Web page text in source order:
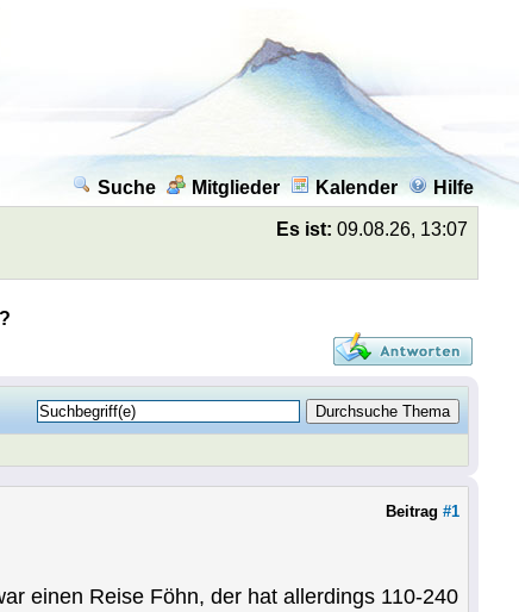
Suche Mitglieder Kalender Hilfe
Es ist: 09.08.26, 13:07
Beitrag #1
einen Reise Föhn, der hat allerdings 110-240